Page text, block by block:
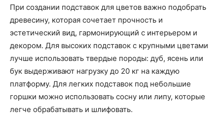
При создании подставок для цветов важно подобрать
древесину, которая сочетает прочность и
эстетический вид, гармонирующий с интерьером и
декором. Для высоких подставок с крупными цветами
лучше использовать твердые породы: дуб, ясень или
бук выдерживают нагрузку до 20 кг на каждую
платформу. Для легких подставок под небольшие
горшки можно использовать сосну или липу, которые
легче обрабатывать и шлифовать.